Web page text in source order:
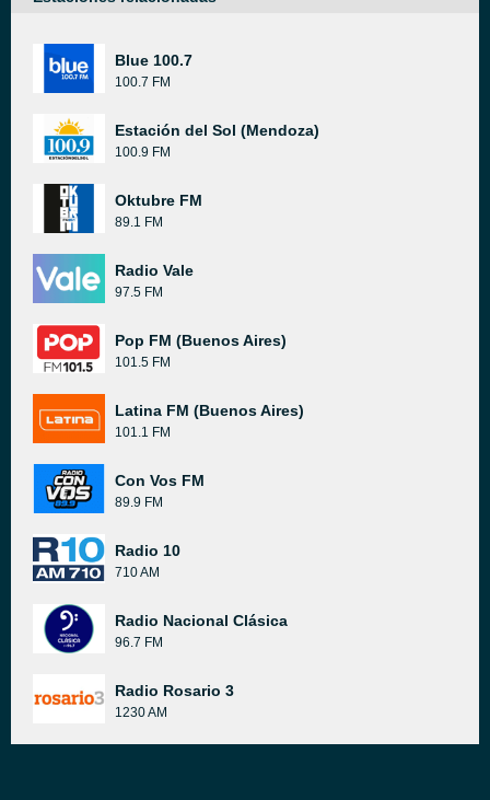
Blue 100.7
100.7 FM
Estación del Sol (Mendoza)
100.9 FM
Oktubre FM
89.1 FM
Radio Vale
97.5 FM
Pop FM (Buenos Aires)
101.5 FM
Latina FM (Buenos Aires)
101.1 FM
Con Vos FM
89.9 FM
Radio 10
710 AM
Radio Nacional Clásica
96.7 FM
Radio Rosario 3
1230 AM